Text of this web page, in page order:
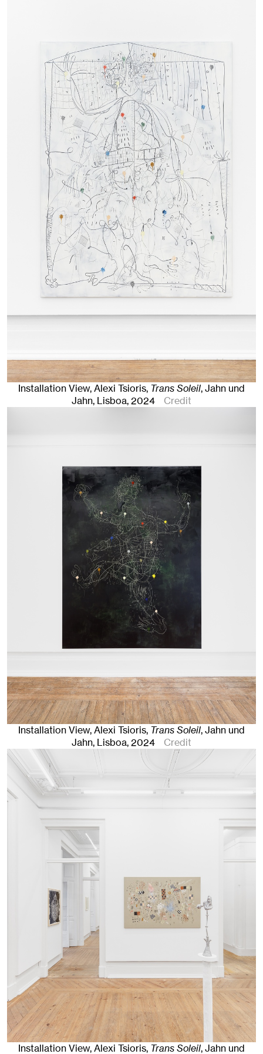
Installation View, Alexi Tsioris, Trans Soleil, Jahn und
Jahn, Lisboa, 2024 Credit
Installation View, Alexi Tsioris, Trans Soleil, Jahn und
Jahn, Lisboa, 2024 Credit
Installation View, Alexi Tsioris, Trans Soleil, Jahn und